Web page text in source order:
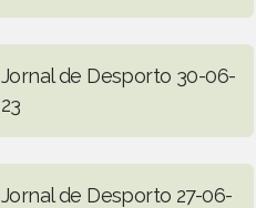
Jornal de Desporto 30-06-
23
Jornal de Desporto 27-06-